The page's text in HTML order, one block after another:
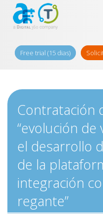
Free trial (15 dias)
Contratación
“evolución
el desarrollo
de la
integración
regante”